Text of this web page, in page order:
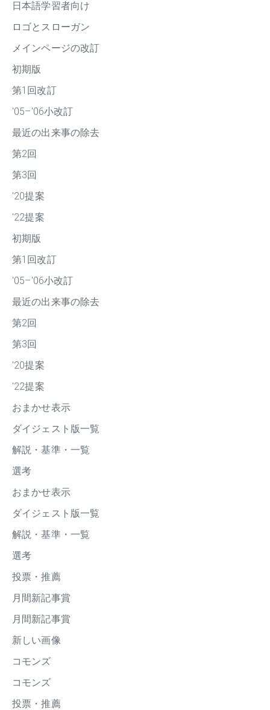
日本語学習者向け
ロゴとスローガン
メインページの改訂
初期版
第1回改訂
'05–'06小改訂
最近の出来事の除去
第2回
第3回
'20提案
'22提案
初期版
第1回改訂
'05–'06小改訂
最近の出来事の除去
第2回
第3回
'20提案
'22提案
おまかせ表示
ダイジェスト版一覧
解説・基準・一覧
選考
おまかせ表示
ダイジェスト版一覧
解説・基準・一覧
選考
投票・推薦
月間新記事賞
月間新記事賞
新しい画像
コモンズ
コモンズ
投票・推薦